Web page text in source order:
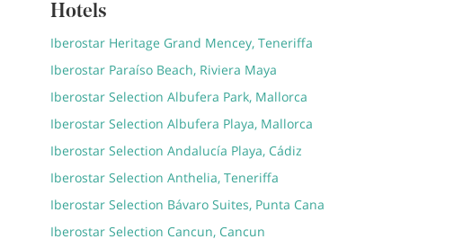
Hotels
Iberostar Heritage Grand Mencey, Teneriffa
Iberostar Paraíso Beach, Riviera Maya
Iberostar Selection Albufera Park, Mallorca
Iberostar Selection Albufera Playa, Mallorca
Iberostar Selection Andalucía Playa, Cádiz
Iberostar Selection Anthelia, Teneriffa
Iberostar Selection Bávaro Suites, Punta Cana
Iberostar Selection Cancun, Cancun